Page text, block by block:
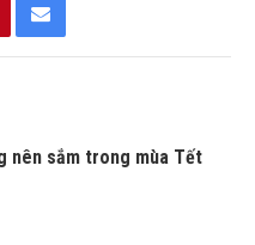
nên sắm trong mùa Tết